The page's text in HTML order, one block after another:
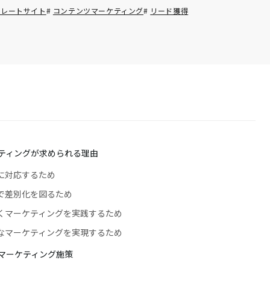
ートサイト# コンテンツマーケティング# リード獲得
ィングが求められる理由
対応するため
差別化を図るため
マーケティングを実践するため
マーケティングを実現するため
ーケティング施策